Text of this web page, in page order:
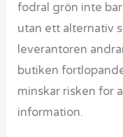
fodral grön inte
utan ett alternativ
leverantoren
butiken
minskar risken for
information.